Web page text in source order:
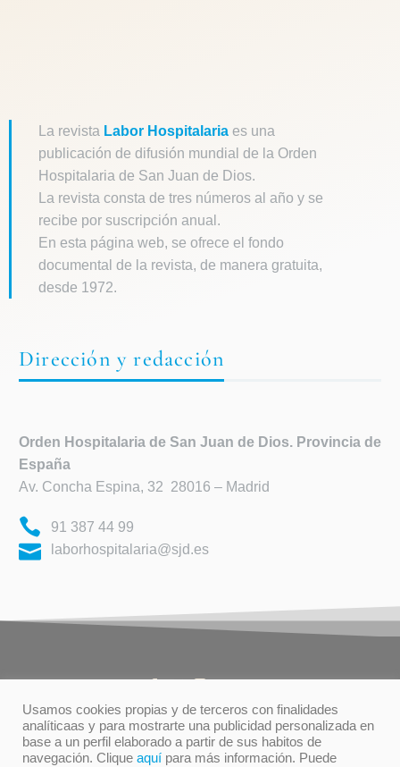
La revista Labor Hospitalaria es una
publicación de difusión mundial de la Orden
Hospitalaria de San Juan de Dios.
La revista consta de tres números al año y se
recibe por suscripción anual.
En esta página web, se ofrece el fondo
documental de la revista, de manera gratuita,
desde 1972.
Dirección y redacción
Orden Hospitalaria de San Juan de Dios. Provincia de
España
Av. Concha Espina, 32 28016 – Madrid
91 387 44 99
laborhospitalaria@sjd.es
TÉRMINOS DE USO
PRIVACIDAD
Usamos cookies propias y de terceros con finalidades
analíticaas y para mostrarte una publicidad personalizada en
base a un perfil elaborado a partir de sus habitos de
navegación. Clique aquí para más información. Puede